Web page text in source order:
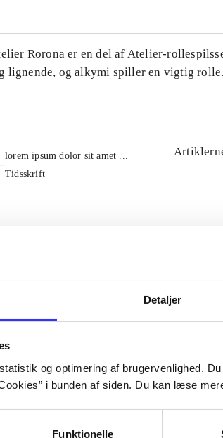
Detaljer
og optimering af brugervenlighed.
i bunden af siden. Du kan læse
Funktionelle
Rorona er en del af Atelier-
lignende, og alkymi spiller en vigtig rolle.
lorem ipsum dolor sit amet ...
Tidsskrift